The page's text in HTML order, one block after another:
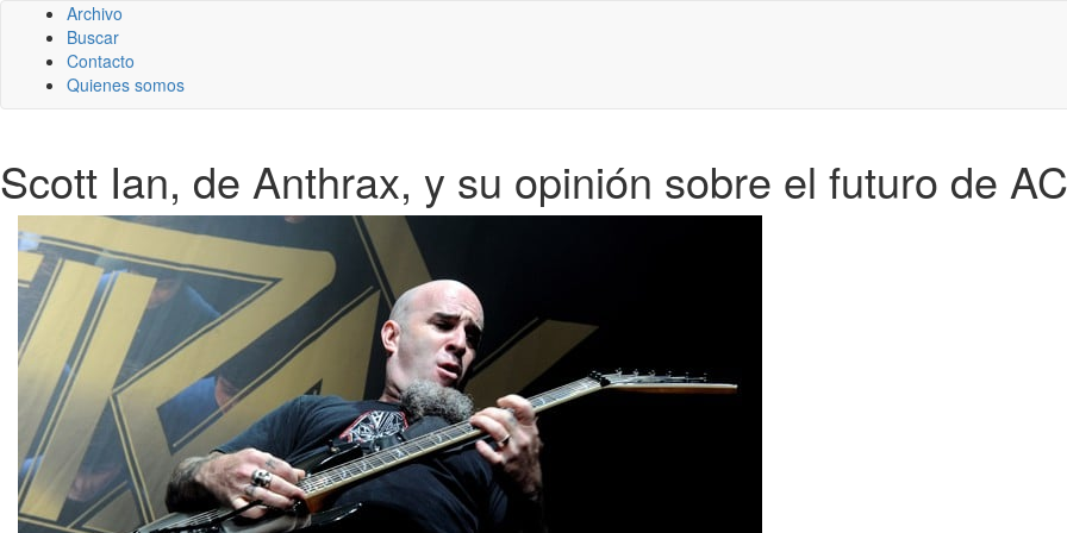
Archivo
Buscar
Contacto
Quienes somos
Scott Ian, de Anthrax, y su opinión sobre el futuro de